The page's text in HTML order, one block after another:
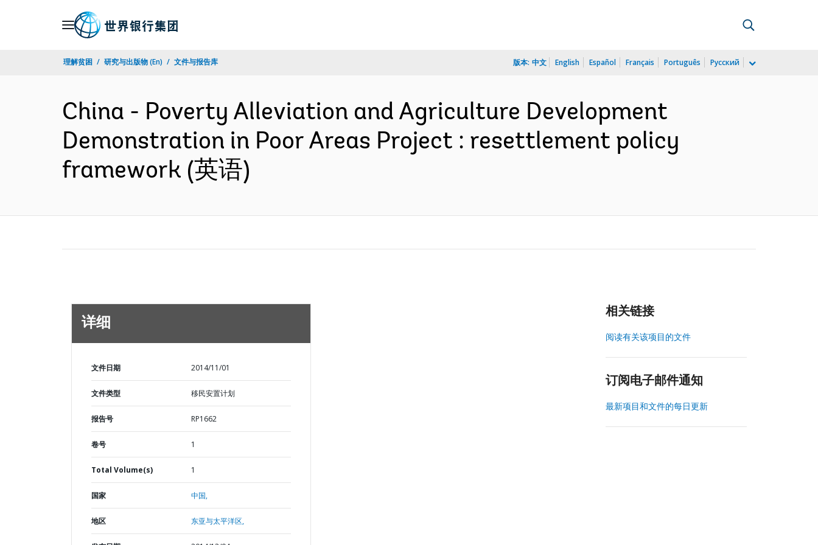
理解贫困 研究与出版物 (En) 文件与报告库 版本: 中文 English Español Français Português Русский
China - Poverty Alleviation and Agriculture Development
Demonstration in Poor Areas Project : resettlement policy
framework (英语)
详细
文件日期 2014/11/01
文件类型 移民安置计划
报告号 RP1662
卷号 1
Total Volume(s) 1
国家 中国,
地区 东亚与太平洋区,
相关链接
阅读有关该项目的文件
订阅电子邮件通知
最新项目和文件的每日更新